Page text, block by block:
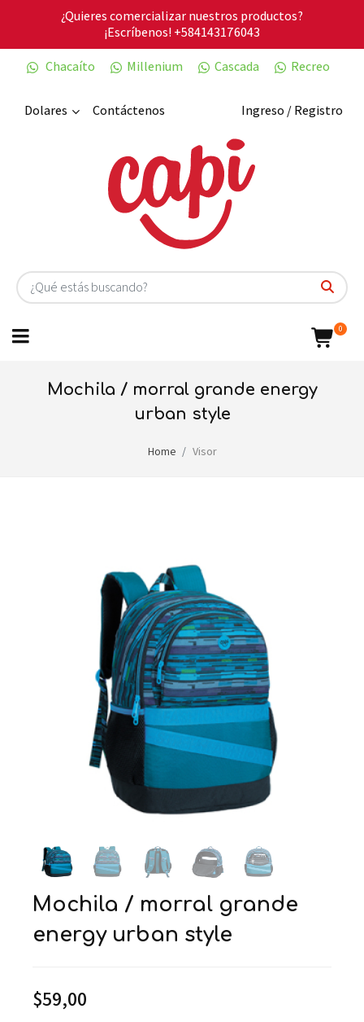
¿Quieres comercializar nuestros productos?
¡Escríbenos!+584143176043
Chacaíto
Millenium Cascada Recreo
Dolares Ingreso / Registro
Contáctenos
0
mochila / morral grande energy
urban style
Home Visor
mochila / morral grande
energy urban style
$59,00